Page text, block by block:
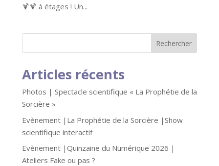
🍹🍹 à étages ! Un...
Articles récents
Photos | Spectacle scientifique « La Prophétie de la
Sorcière »
Evènement |La Prophétie de la Sorcière |Show
scientifique interactif
Evènement |Quinzaine du Numérique 2026 |
Ateliers Fake ou pas ?